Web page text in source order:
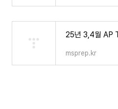
msprep.kr